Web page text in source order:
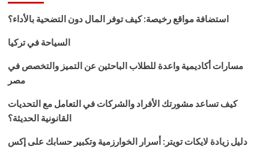
وأهم
استضافة مواقع رخيصة: كيف توفر المال دون التضحية بالأداء؟
السياحة في تركيا
مسارات أكاديمية واعدة للطلاب الباحثين عن التميز والتخصص في
مصر
كيف تساعد مشورتك الأفراد والشركات في التعامل مع التحديات
القانونية الحديثة؟
دليل زيادة لايكات تويتر: أسرار الخوارزمية وتكبير حسابك على إكس